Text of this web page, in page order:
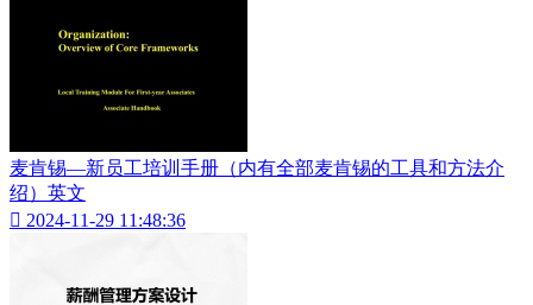
麦肯锡—新员工培训手册（内有全部麦肯锡的工具和方法介
绍）英文
 2024-11-29 11:48:36